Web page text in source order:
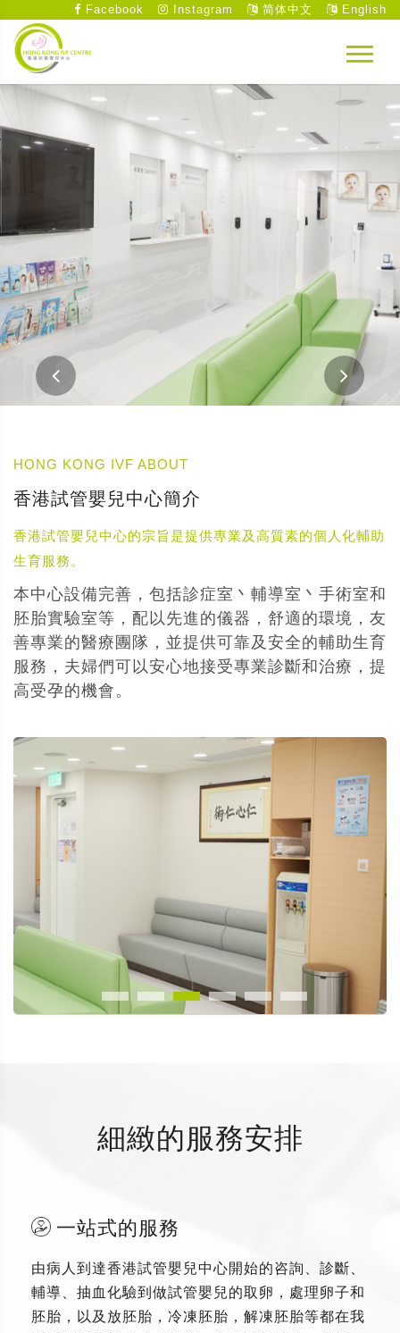
Facebook Instagram 简体中文 English
先進、專業、全新的整套醫療設備
中心設備完善，包括診症室、輔導室、手術室和實
HONG KONG IVF ABOUT
香港試管嬰兒中心簡介
香港試管嬰兒中心的宗旨是提供專業及高質素的個人化輔助
生育服務。
本中心設備完善，包括診症室丶輔導室丶手術室和
胚胎實驗室等，配以先進的儀器，舒適的環境，友
善專業的醫療團隊，並提供可靠及安全的輔助生育
服務，夫婦們可以安心地接受專業診斷和治療，提
高受孕的機會。
細緻的服務安排
一站式的服務
由病人到達香港試管嬰兒中心開始的咨詢、診斷、
輔導、抽血化驗到做試管嬰兒的取卵，處理卵子和
胚胎，以及放胚胎，冷凍胚胎，解凍胚胎等都在我